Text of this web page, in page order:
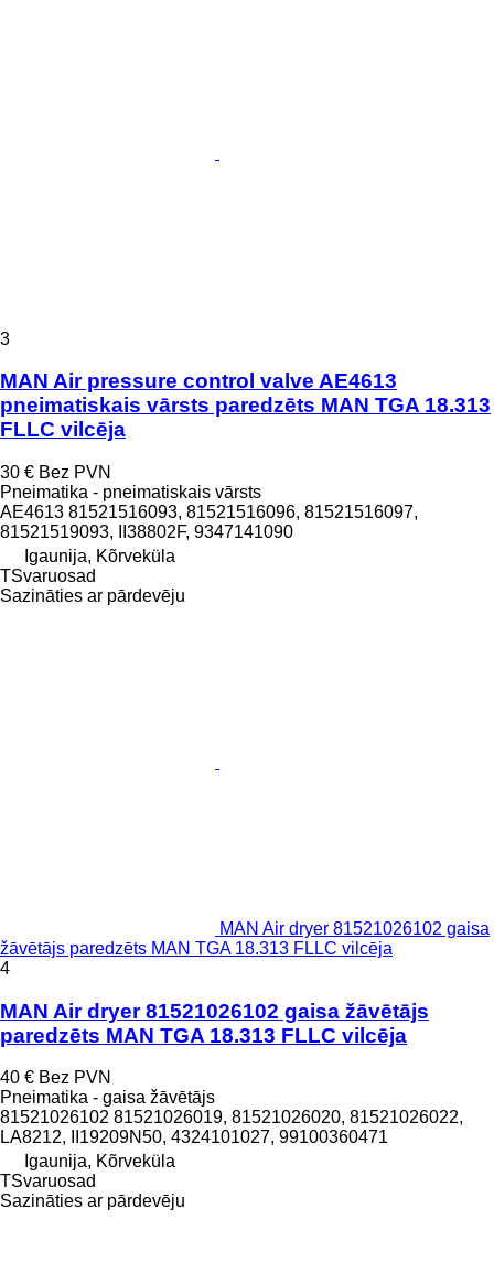
3
MAN Air pressure control valve AE4613
pneimatiskais vārsts paredzēts MAN TGA 18.313
FLLC vilcēja
30 € Bez PVN
Pneimatika - pneimatiskais vārsts
AE4613 81521516093, 81521516096, 81521516097,
81521519093, II38802F, 9347141090
Igaunija, Kõrveküla
TSvaruosad
Sazināties ar pārdevēju
MAN Air dryer 81521026102 gaisa
žāvētājs paredzēts MAN TGA 18.313 FLLC vilcēja
4
MAN Air dryer 81521026102 gaisa žāvētājs
paredzēts MAN TGA 18.313 FLLC vilcēja
40 € Bez PVN
Pneimatika - gaisa žāvētājs
81521026102 81521026019, 81521026020, 81521026022,
LA8212, II19209N50, 4324101027, 99100360471
Igaunija, Kõrveküla
TSvaruosad
Sazināties ar pārdevēju